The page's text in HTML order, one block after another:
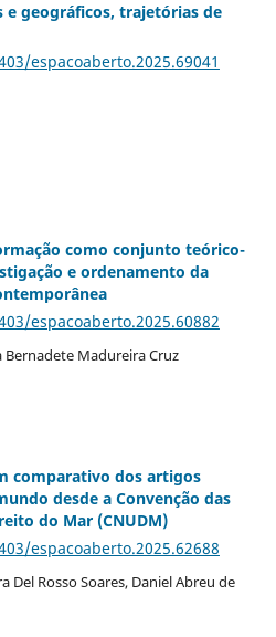
e geográficos, trajetórias de
espacoaberto.2025.69041
como conjunto teórico-
e ordenamento da
espacoaberto.2025.60882
Bernadete Madureira Cruz
comparativo dos artigos
desde a Convenção das
do Mar (CNUDM)
espacoaberto.2025.62688
Del Rosso Soares, Daniel Abreu de